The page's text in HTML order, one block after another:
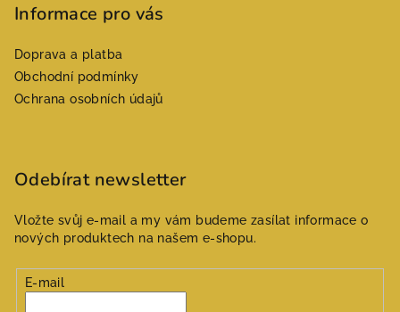
Informace pro vás
Doprava a platba
Obchodní podmínky
Ochrana osobních údajů
Odebírat newsletter
Vložte svůj e-mail a my vám budeme zasílat informace o
nových produktech na našem e-shopu.
E-mail